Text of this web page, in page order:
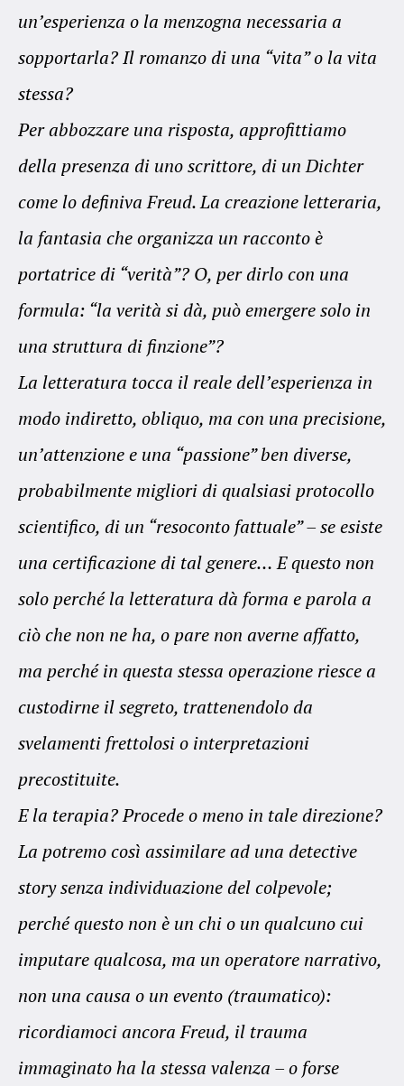
un’esperienza o la menzogna necessaria a
sopportarla? Il romanzo di una “vita” o la vita
stessa?
Per abbozzare una risposta, approfittiamo
della presenza di uno scrittore, di un Dichter
come lo definiva Freud. La creazione letteraria,
la fantasia che organizza un racconto è
portatrice di “verità”? O, per dirlo con una
formula: “la verità si dà, può emergere solo in
una struttura di finzione”?
La letteratura tocca il reale dell’esperienza in
modo indiretto, obliquo, ma con una precisione,
un’attenzione e una “passione” ben diverse,
probabilmente migliori di qualsiasi protocollo
scientifico, di un “resoconto fattuale” – se esiste
una certificazione di tal genere… E questo non
solo perché la letteratura dà forma e parola a
ciò che non ne ha, o pare non averne affatto,
ma perché in questa stessa operazione riesce a
custodirne il segreto, trattenendolo da
svelamenti frettolosi o interpretazioni
precostituite.
E la terapia? Procede o meno in tale direzione?
La potremo così assimilare ad una detective
story senza individuazione del colpevole;
perché questo non è un chi o un qualcuno cui
imputare qualcosa, ma un operatore narrativo,
non una causa o un evento (traumatico):
ricordiamoci ancora Freud, il trauma
immaginato ha la stessa valenza – o forse